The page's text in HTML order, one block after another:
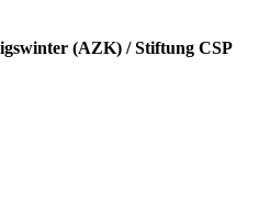
(AZK) / Stiftung CSP